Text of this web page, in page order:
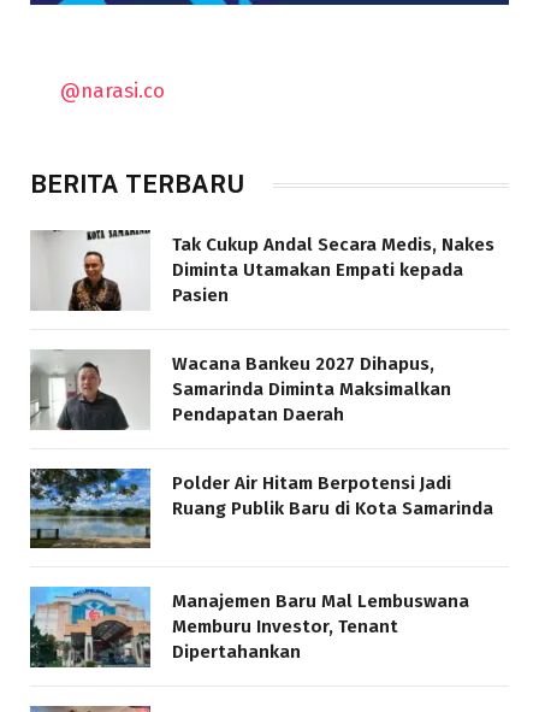
@narasi.co
BERITA TERBARU
Tak Cukup Andal Secara Medis, Nakes
Diminta Utamakan Empati kepada
Pasien
Wacana Bankeu 2027 Dihapus,
Samarinda Diminta Maksimalkan
Pendapatan Daerah
Polder Air Hitam Berpotensi Jadi
Ruang Publik Baru di Kota Samarinda
Manajemen Baru Mal Lembuswana
Memburu Investor, Tenant
Dipertahankan